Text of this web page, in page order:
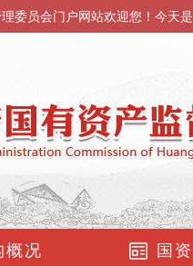
委员会门户网站欢迎您！今天是
概况 国